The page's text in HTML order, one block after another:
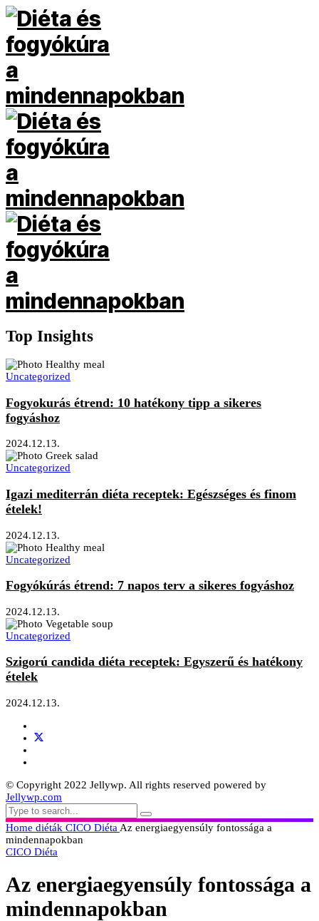
Top Insights
Uncategorized
Fogyokurás étrend: 10 hatékony tipp a sikeres
fogyáshoz
2024.12.13.
Uncategorized
Igazi mediterrán diéta receptek: Egészséges és finom
ételek!
2024.12.13.
Uncategorized
Fogyókúrás étrend: 7 napos terv a sikeres fogyáshoz
2024.12.13.
Uncategorized
Szigorú candida diéta receptek: Egyszerű és hatékony
ételek
2024.12.13.
© Copyright 2022 Jellywp. All rights reserved powered by
Jellywp.com
Home diéták CICO Diéta Az energiaegyensúly fontossága a
mindennapokban
CICO Diéta
Az energiaegyensúly fontossága a
mindennapokban